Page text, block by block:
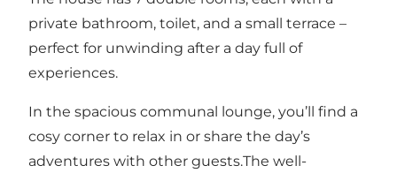
private bathroom, toilet, and a small terrace –
perfect for unwinding after a day full of
experiences.
In the spacious communal lounge, you’ll find a
cosy corner to relax in or share the day’s
adventures with other guests.The well-